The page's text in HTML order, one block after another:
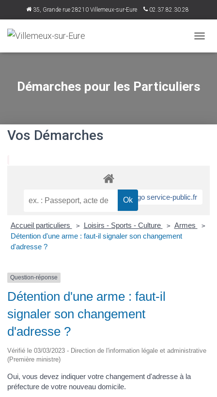
35, Grande rue 28210 Villemeux-sur-Eure 02.37.82.30.28
É
E
N
Démarches pour les Particuliers
Vos Démarches
Accueil particuliers > Loisirs - Sports - Culture > Armes >
Détention d'une arme : faut-il signaler son changement
d'adresse ?
Question-réponse
Détention d'une arme : faut-il
signaler son changement
d'adresse ?
Vérifié le 03/03/2023 - Direction de l'information légale et administrative
(Première ministre)
Oui, vous devez indiquer votre changement d'adresse à la
préfecture de votre nouveau domicile.